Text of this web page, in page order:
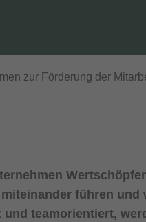
zur Förderung der
führen
teamorientiert,